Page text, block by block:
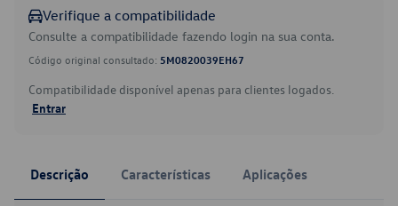
Verifique a compatibilidade
Consulte a compatibilidade fazendo login na sua conta.
Código original consultado: 5M0820039EH67
Compatibilidade disponível apenas para clientes logados.
Entrar
Descrição Características Aplicações